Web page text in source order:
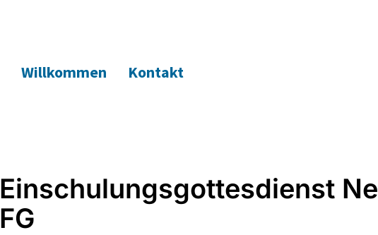
Willkommen Kontakt
Einschulungsgottesdienst
FG